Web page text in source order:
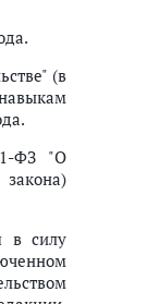
(в
ФЗ "О
в силу